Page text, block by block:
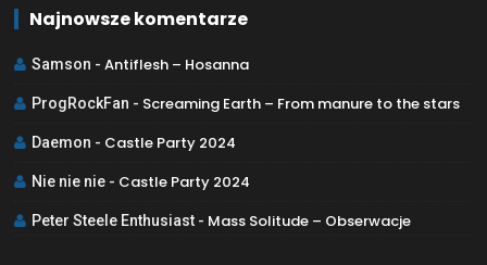
Najnowsze komentarze
Samson -Antiflesh – Hosanna
ProgRockFan - Screaming Earth – From manure to the stars
Daemon - Castle Party 2024
Nie nie nie - Castle Party 2024
Peter Steele Enthusiast - Mass Solitude – Obserwacje